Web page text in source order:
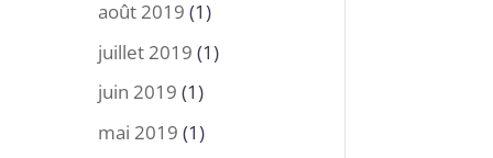
août 2019 (1)
juillet 2019 (1)
juin 2019 (1)
mai 2019 (1)